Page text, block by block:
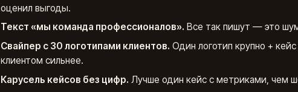
оценил выгоды.
Текст «мы команда профессионалов». Все так пишут — это
Свайпер с 30 логотипами клиентов. Один логотип крупно +
клиентом сильнее.
Карусель кейсов без цифр. Лучше один кейс с метриками, чем